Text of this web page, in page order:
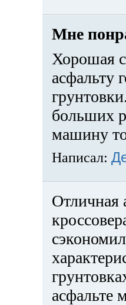
Мне
Хорошая
асфальту
больших
машину
Написал:
Отличная
асфальте